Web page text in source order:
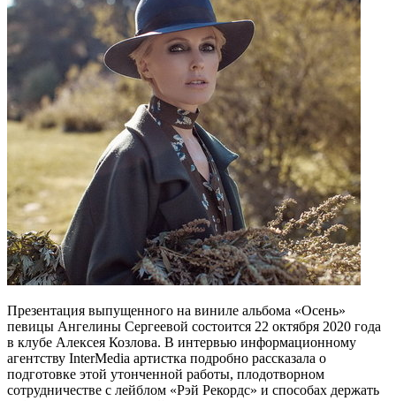
Презентация выпущенного на виниле альбома «Осень»
певицы Ангелины Сергеевой состоится 22 октября 2020 года
в клубе Алексея Козлова. В интервью информационному
агентству InterMedia артистка подробно рассказала о
подготовке этой утонченной работы, плодотворном
сотрудничестве с лейблом «Рэй Рекордс» и способах держать